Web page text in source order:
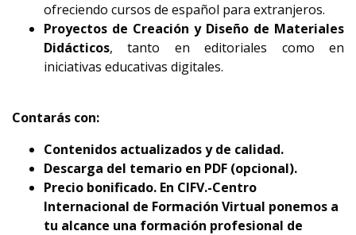
ofreciendo cursos de español para extranjeros.
Proyectos de Creación y Diseño de Materiales
Didácticos, tanto en editoriales como en
iniciativas educativas digitales.
Contarás con:
Contenidos actualizados y de calidad.
Descarga del temario en PDF (opcional).
Precio bonificado. En CIFV.-Centro
Internacional de Formación Virtual ponemos a
tu alcance una formación profesional de